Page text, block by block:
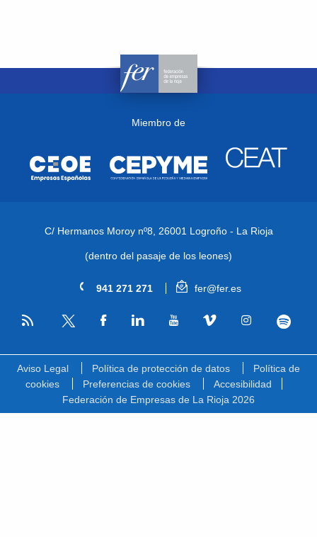
Miembro de
C/ Hermanos Moroy nº8, 26001 Logroño - La Rioja
(dentro del pasaje de los leones)
941 271 271 fer@fer.es
RSS
Aviso Legal Política de protección de datos
Política de
cookies
Preferencias de cookies
Accesibilidad
Federación de Empresas de La Rioja 2026